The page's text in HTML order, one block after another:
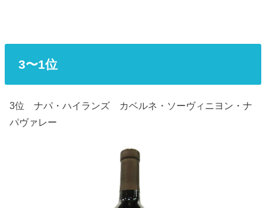
3〜1位
3位 ナパ・ハイランズ カベルネ・ソーヴィニヨン・ナ
パヴァレー